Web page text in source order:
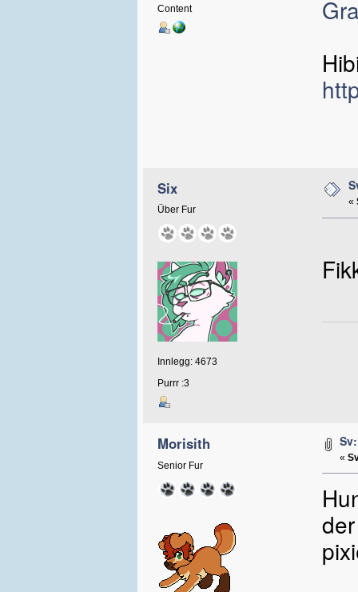
Content
Six
Über Fur
Innlegg: 4673
Purrr :3
«
Morisith
Senior Fur
«